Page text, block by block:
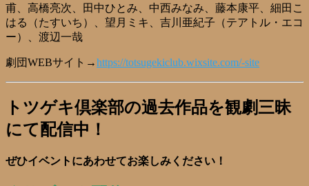
甫、高橋亮次、田中ひとみ、中西みなみ、藤本康平、細田こ
はる（たすいち）、望月ミキ、吉川亜紀子（テアトル・エコ
ー）、渡辺一哉
劇団WEBサイト→https://totsugekiclub.wixsite.com/-site
トツゲキ倶楽部の過去作品を観劇三昧
にて配信中！
ぜひイベントにあわせてお楽しみください！